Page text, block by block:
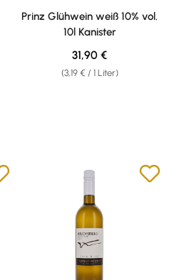
von 4 von 5 Sternen
Durchschnittliche Bewertung
Prinz Glühwein weiß 10% vol.
10l Kanister
(3,19 € / 1 Liter)
Regulärer Preis:
31,90 €